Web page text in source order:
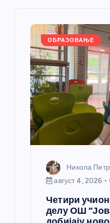
ОБРАЗОВАЊЕ
Никола
август 4, 2026
Четири
делу ОШ